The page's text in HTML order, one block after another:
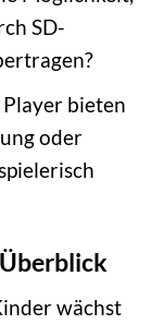
SD-
bieten
oder
wächst